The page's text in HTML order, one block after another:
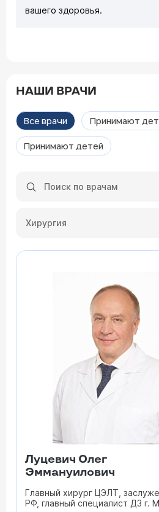
вашего здоровья.
НАШИ ВРАЧИ
Все врачи Принимают
Принимают детей
Хирургия
Луцевич Олег
Эммануилович
Главный хирург ЦЭЛТ,
РФ, главный специалист ДЗ г.